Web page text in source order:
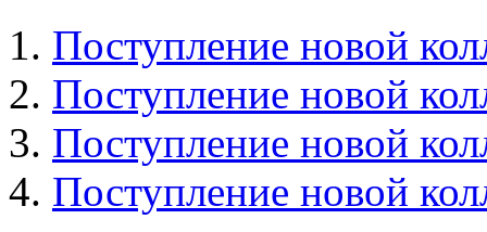
Поступление новой
Поступление новой
Поступление новой
Поступление новой